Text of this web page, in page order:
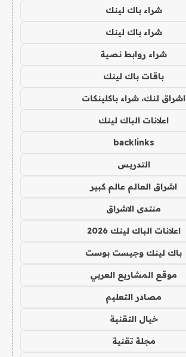
شراء باك لينك
شراء باك لينك
شراء روابط نصية
باقات باك لينك
اشراق لنك، شراء باكلينكات
اعلانات الباك لينك
backlinks
التدريس
اشراق العالم عالم كبير
منتدى الاشراق
اعلانات الباك لينك 2026
باك لينك وجيست بوست
موقع المشاريع العربي
مصادر التعليم
خيال التقنية
مجلة تقنية